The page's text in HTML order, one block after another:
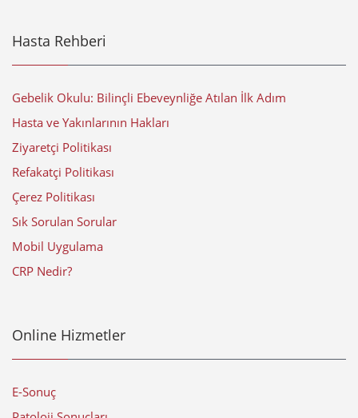
Hasta Rehberi
Gebelik Okulu: Bilinçli Ebeveynliğe Atılan İlk Adım
Hasta ve Yakınlarının Hakları
Ziyaretçi Politikası
Refakatçi Politikası
Çerez Politikası
Sık Sorulan Sorular
Mobil Uygulama
CRP Nedir?
Online Hizmetler
E-Sonuç